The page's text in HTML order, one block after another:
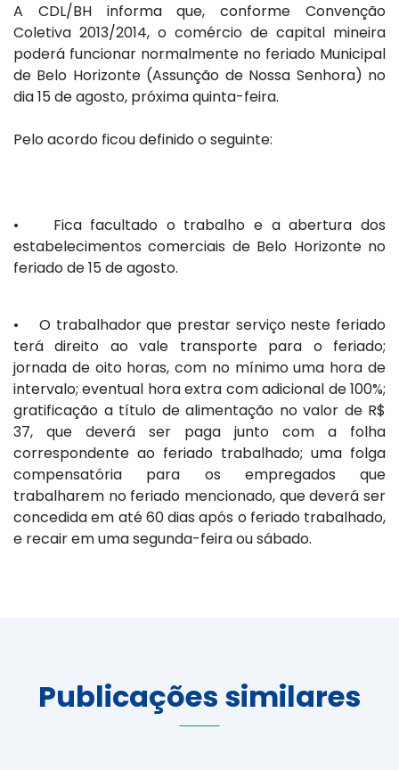
A CDL/BH informa que, conforme Convenção
Coletiva 2013/2014, o comércio de capital mineira
poderá funcionar normalmente no feriado Municipal
de Belo Horizonte (Assunção de Nossa Senhora) no
dia 15 de agosto, próxima quinta-feira.
Pelo acordo ficou definido o seguinte:
• Fica facultado o trabalho e a abertura dos
estabelecimentos comerciais de Belo Horizonte no
feriado de 15 de agosto.
• O trabalhador que prestar serviço neste feriado
terá direito ao vale transporte para o feriado;
jornada de oito horas, com no mínimo uma hora de
intervalo; eventual hora extra com adicional de 100%;
gratificação a título de alimentação no valor de R$
37, que deverá ser paga junto com a folha
correspondente ao feriado trabalhado; uma folga
compensatória para os empregados que
trabalharem no feriado mencionado, que deverá ser
concedida em até 60 dias após o feriado trabalhado,
e recair em uma segunda-feira ou sábado.
Publicações similares